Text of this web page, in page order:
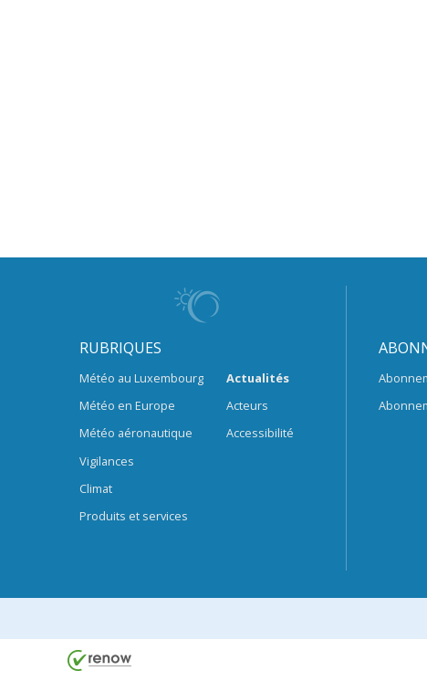
RUBRIQUES
Météo au Luxembourg
Météo en Europe
Météo aéronautique
Vigilances
Climat
Produits et services
Actualités
Acteurs
Accessibilité